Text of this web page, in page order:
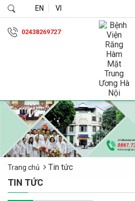
EN VI
02438269727
Trang chủ Tin tức
TIN TỨC